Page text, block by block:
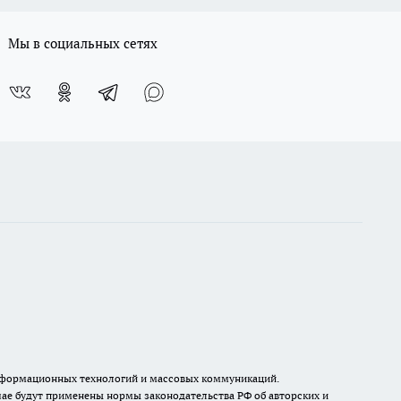
Мы в социальных сетях
технологий и массовых коммуникаций.
будут применены нормы законодательства РФ об авторских и